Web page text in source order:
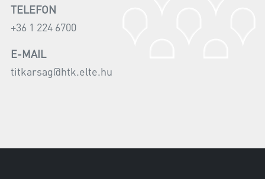
TELEFON
+36 1 224 6700
E-MAIL
titkarsag@htk.elte.hu